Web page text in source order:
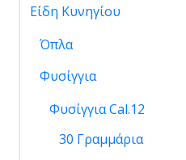
Είδη Κυνηγίου
Όπλα
Φυσίγγια
Φυσίγγια Cal.12
30 Γραμμάρια